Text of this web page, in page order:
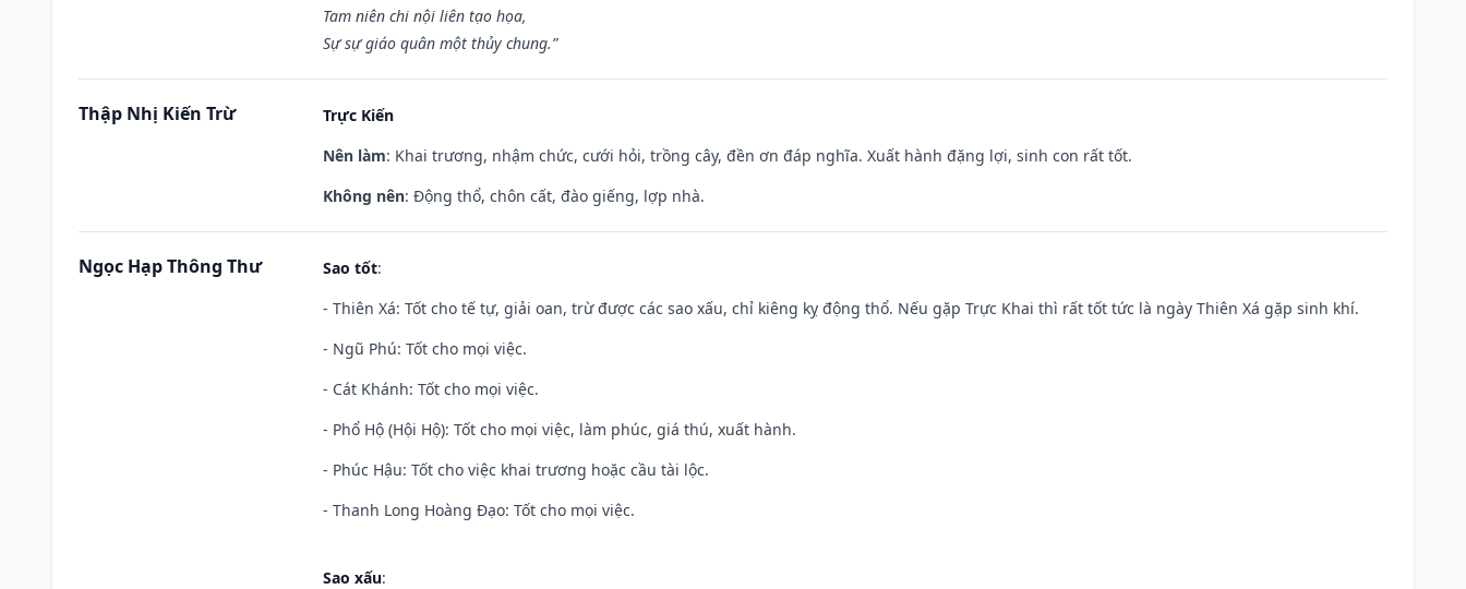
Tam niên chi nội liên tạo họa,
Sự sự giáo quân một thủy chung.”
Thập Nhị Kiến Trừ
Trực Kiến
Nên làm: Khai trương, nhậm chức, cưới hỏi, trồng cây, đền ơn đáp nghĩa. Xuất hành đặng lợi, sinh con rất tốt.
Không nên: Động thổ, chôn cất, đào giếng, lợp nhà.
Ngọc Hạp Thông Thư Sao tốt:
- Thiên Xá: Tốt cho tế tự, giải oan, trừ được các sao xấu, chỉ kiêng kỵ động thổ. Nếu gặp Trực Khai thì rất tốt tức là ngày Thiên Xá gặp sinh khí.
- Ngũ Phú: Tốt cho mọi việc.
- Cát Khánh: Tốt cho mọi việc.
- Phổ Hộ (Hội Hộ): Tốt cho mọi việc, làm phúc, giá thú, xuất hành.
- Phúc Hậu: Tốt cho việc khai trương hoặc cầu tài lộc.
- Thanh Long Hoàng Đạo: Tốt cho mọi việc.
Sao xấu: